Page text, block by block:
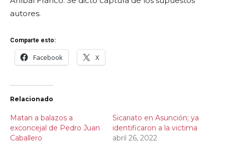
autores.
Comparte esto:
Facebook X
Relacionado
Matan a balazos a
exconcejal de Pedro Juan
Caballero
Sicariato en Asunción; ya
identificaron a la victima
abril 26, 2022